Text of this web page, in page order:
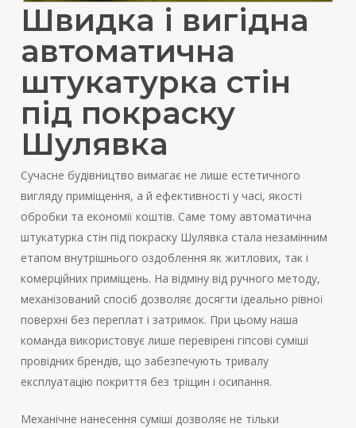
Швидка і вигідна
автоматична
штукатурка стін
під покраску
Шулявка
Сучасне будівництво вимагає не лише естетичного
вигляду приміщення, а й ефективності у часі, якості
обробки та економії коштів. Саме тому автоматична
штукатурка стін під покраску Шулявка стала незамінним
етапом внутрішнього оздоблення як житлових, так і
комерційних приміщень. На відміну від ручного методу,
механізований спосіб дозволяє досягти ідеально рівної
поверхні без переплат і затримок. При цьому наша
команда використовує лише перевірені гіпсові суміші
провідних брендів, що забезпечують тривалу
експлуатацію покриття без тріщин і осипання.
Механічне нанесення суміші дозволяє не тільки